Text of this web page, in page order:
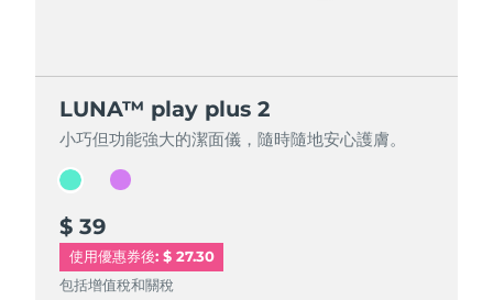
LUNA™ play plus 2
小巧但功能強大的潔面儀，隨時隨地安心護膚。
$ 39
使用優惠券後: $ 27.30
包括增值稅和關稅
LUNA™ play plus 2
小巧但功能強大的潔面儀，隨時隨地安心護膚。
$ 39
包括增值稅和關稅